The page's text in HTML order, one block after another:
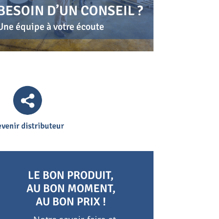
D’UN CONSEIL ?
équipe à votre écoute
LE BON PRODUIT,
AU BON MOMENT,
AU BON PRIX !